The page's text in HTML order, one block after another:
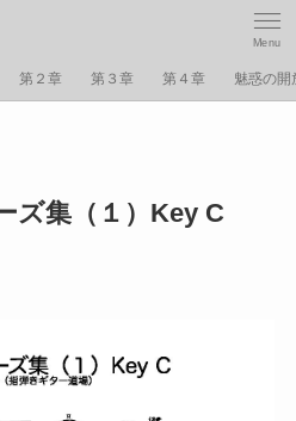
Menu
第２章 第３章 第４章 魅惑の開
ズ集（１）Key C